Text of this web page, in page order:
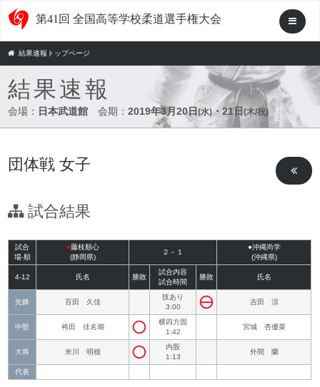
第41回 全国高等学校柔道選手権大会
結果速報トップページ
結果速報
会場： 日本武道館 会期：2019年3月20日(水)・21日(木/祝)
団体戦 女子
試合結果
試合
場-順
●藤枝順心
(静岡県)
２－１
●沖縄尚学
(沖縄県)
4-12 氏名 勝敗
試合内容
試合時間
勝敗 氏名
先鋒 百田 久佳
技あり
3:00
吉田 涼
中堅 袴田 佳名瑚
横四方固
1:42
宮城 杏優菜
大将 米川 明穂
内股
1:13
外間 蘭
代表